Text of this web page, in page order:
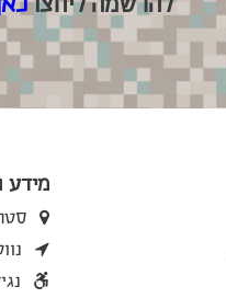
להרשמה ליחצו
מידע